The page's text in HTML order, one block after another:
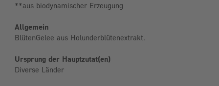
**aus biodynamischer Erzeugung
Allgemein
BlütenGelee aus Holunderblütenextrakt.
Ursprung der Hauptzutat(en)
Diverse Länder